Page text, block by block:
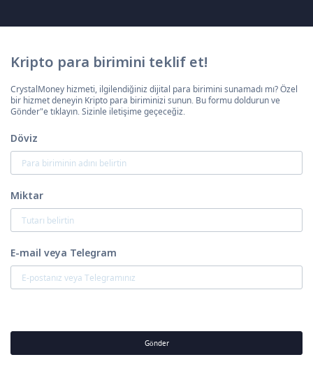
Kripto para birimini teklif et!
CrystalMoney hizmeti, ilgilendiğiniz dijital para birimini sunamadı mı? Özel
bir hizmet deneyin Kripto para biriminizi sunun. Bu formu doldurun ve
Gönder"e tıklayın. Sizinle iletişime geçeceğiz.
Döviz
Miktar
E-mail veya Telegram
Gönder